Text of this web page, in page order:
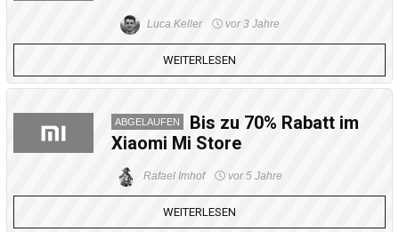
Luca Keller vor 3 Jahre
WEITERLESEN
ABGELAUFEN
Bis zu 70% Rabatt im
Xiaomi Mi Store
Rafael Imhof vor 5 Jahre
WEITERLESEN